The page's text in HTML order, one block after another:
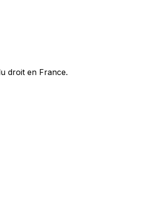
droit en France.